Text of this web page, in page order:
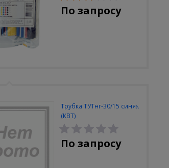
По запросу
Трубка ТУТнг-30/15 синяя
(КВТ)
По запросу